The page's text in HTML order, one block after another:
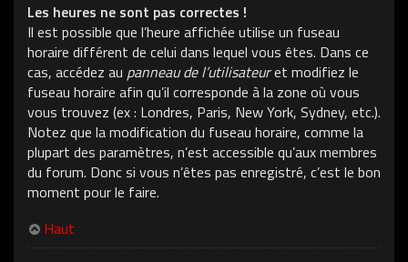
Les heures ne sont pas correctes !
Il est possible que l’heure affichée utilise un fuseau
horaire différent de celui dans lequel vous êtes. Dans ce
cas, accédez au panneau de l’utilisateuret modifiez le
fuseau horaire afin qu’il corresponde à la zone où vous
vous trouvez (ex : Londres, Paris, New York, Sydney, etc.).
Notez que la modification du fuseau horaire, comme la
plupart des paramètres, n’est accessible qu’aux membres
du forum. Donc si vous n’êtes pas enregistré, c’est le bon
moment pour le faire.
Haut